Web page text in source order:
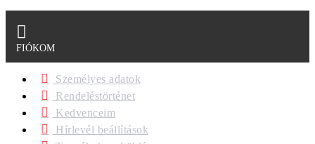
FIÓKOM
Személyes adatok
Rendeléstörténet
Kedvenceim
Hírlevél beállítások